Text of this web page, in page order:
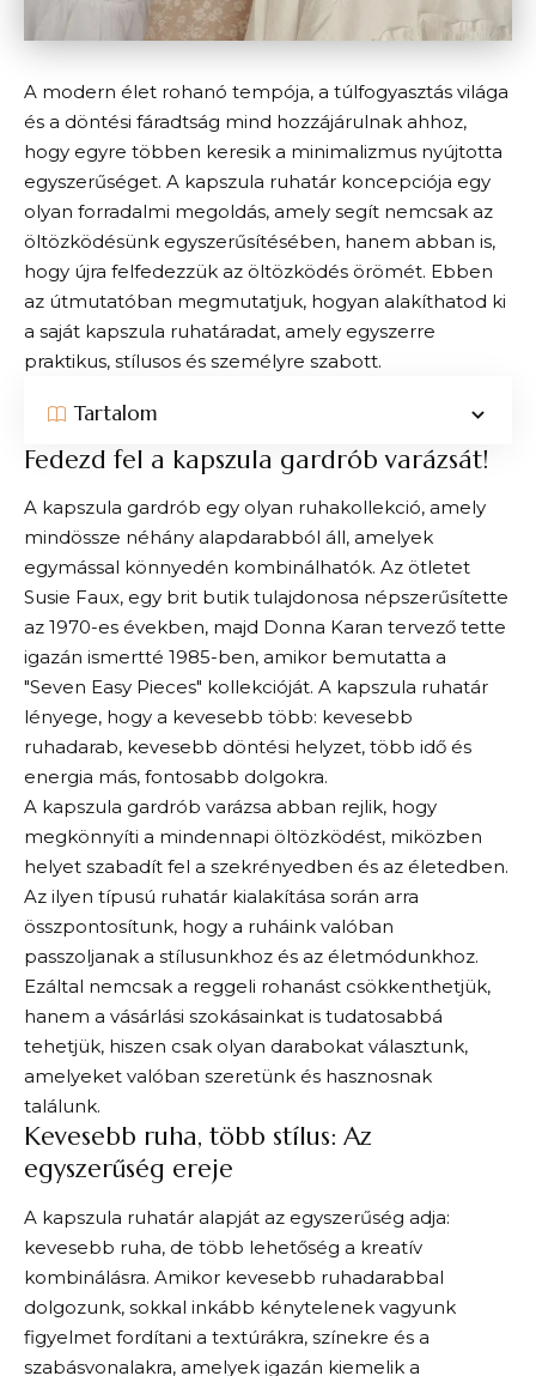
A modern élet rohanó tempója, a túlfogyasztás világa
és a döntési fáradtság mind hozzájárulnak ahhoz,
hogy egyre többen keresik a minimalizmus nyújtotta
egyszerűséget. A kapszula ruhatár koncepciója egy
olyan forradalmi megoldás, amely segít nemcsak az
öltözködésünk egyszerűsítésében, hanem abban is,
hogy újra felfedezzük az öltözködés örömét. Ebben
az útmutatóban megmutatjuk, hogyan alakíthatod ki
a saját kapszula ruhatáradat, amely egyszerre
praktikus, stílusos és személyre szabott.
Tartalom
Fedezd fel a kapszula gardrób varázsát!
A kapszula gardrób egy olyan ruhakollekció, amely
mindössze néhány alapdarabból áll, amelyek
egymással könnyedén kombinálhatók. Az ötletet
Susie Faux, egy brit butik tulajdonosa népszerűsítette
az 1970-es években, majd Donna Karan tervező tette
igazán ismertté 1985-ben, amikor bemutatta a
"Seven Easy Pieces" kollekcióját. A kapszula ruhatár
lényege, hogy a kevesebb több: kevesebb
ruhadarab, kevesebb döntési helyzet, több idő és
energia más, fontosabb dolgokra.
A kapszula gardrób varázsa abban rejlik, hogy
megkönnyíti a mindennapi öltözködést, miközben
helyet szabadít fel a szekrényedben és az életedben.
Az ilyen típusú ruhatár kialakítása során arra
összpontosítunk, hogy a ruháink valóban
passzoljanak a stílusunkhoz és az életmódunkhoz.
Ezáltal nemcsak a reggeli rohanást csökkenthetjük,
hanem a vásárlási szokásainkat is tudatosabbá
tehetjük, hiszen csak olyan darabokat választunk,
amelyeket valóban szeretünk és hasznosnak
találunk.
Kevesebb ruha, több stílus: Az
egyszerűség ereje
A kapszula ruhatár alapját az egyszerűség adja:
kevesebb ruha, de több lehetőség a kreatív
kombinálásra. Amikor kevesebb ruhadarabbal
dolgozunk, sokkal inkább kénytelenek vagyunk
figyelmet fordítani a textúrákra, színekre és a
szabásvonalakra, amelyek igazán kiemelik a